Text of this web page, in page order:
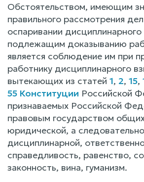
Обстоятельством, имеющим
правильного рассмотрения
оспаривании дисциплинарного
подлежащим доказыванию
является соблюдение им при
работнику дисциплинарного
вытекающих из статей 1, 2, 15,
55 Конституции Российской
признаваемых Российской
правовым государством
юридической, а
дисциплинарной,
справедливость, равенство,
законность, вина, гуманизм.